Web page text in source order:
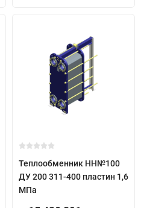
Теплообменник НН№100
ДУ 200 311-400 пластин 1,6
МПа